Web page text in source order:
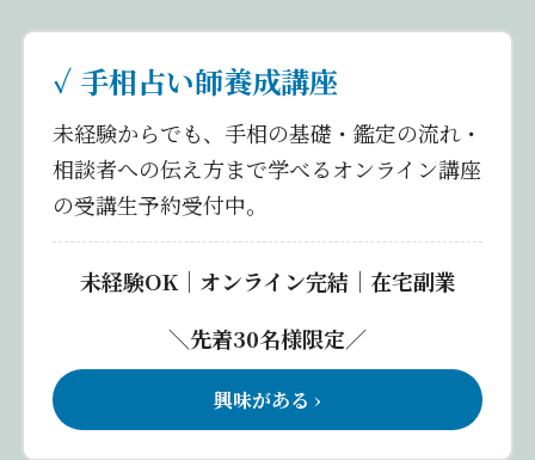
✓ 手相占い師養成講座
未経験からでも、手相の基礎・鑑定の流れ・
相談者への伝え方まで学べるオンライン講座
の受講生予約受付中。
未経験OK｜オンライン完結｜在宅副業
＼先着30名様限定／
興味がある ›